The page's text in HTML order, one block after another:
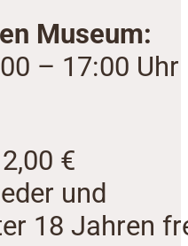
Museum:
– 17:00 Uhr
€
und
18 Jahren